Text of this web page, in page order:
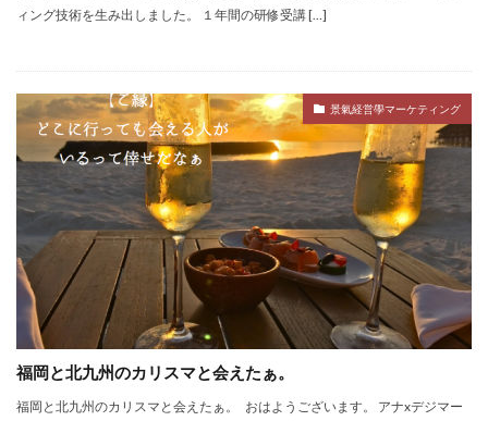
ィング技術を生み出しました。 １年間の研修受講 […]
景氣経営學マーケティング
福岡と北九州のカリスマと会えたぁ。
福岡と北九州のカリスマと会えたぁ。 おはようございます。 アナxデジマー